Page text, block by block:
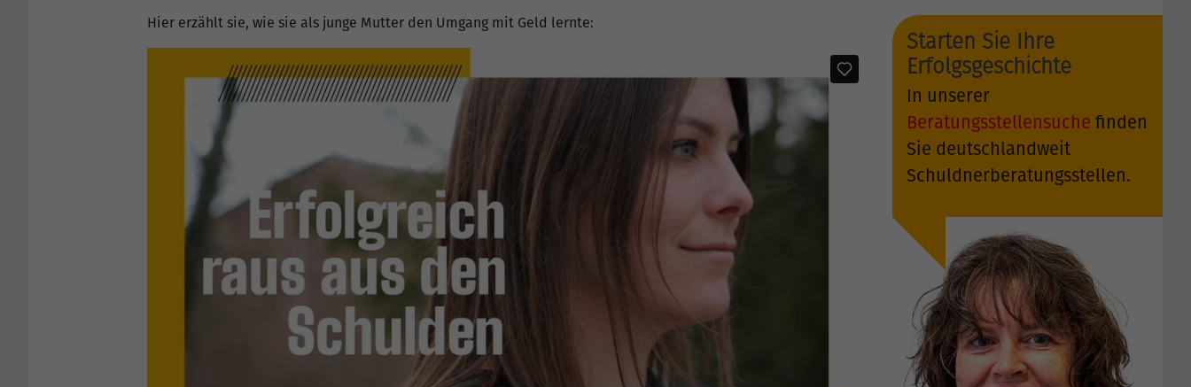
Hier erzählt sie, wie sie als junge Mutter den Umgang mit Geld lernte:
Starten Sie Ihre
Erfolgsgeschichte
In unserer
Beratungsstellensuche finden
Sie deutschlandweit
Schuldnerberatungsstellen.